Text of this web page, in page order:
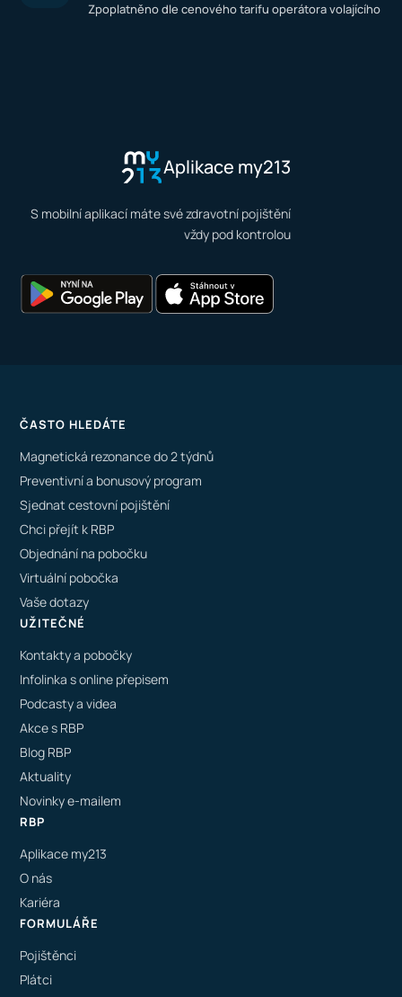
Zpoplatněno dle cenového tarifu operátora volajícího
Aplikace my213
S mobilní aplikací máte své zdravotní pojištění
vždy pod kontrolou
ČASTO HLEDÁTE
Magnetická rezonance do 2 týdnů
Preventivní a bonusový program
Sjednat cestovní pojištění
Chci přejít k RBP
Objednání na pobočku
Virtuální pobočka
Vaše dotazy
UŽITEČNÉ
Kontakty a pobočky
Infolinka s online přepisem
Podcasty a videa
Akce s RBP
Blog RBP
Aktuality
Novinky e-mailem
RBP
Aplikace my213
O nás
Kariéra
FORMULÁŘE
Pojištěnci
Plátci